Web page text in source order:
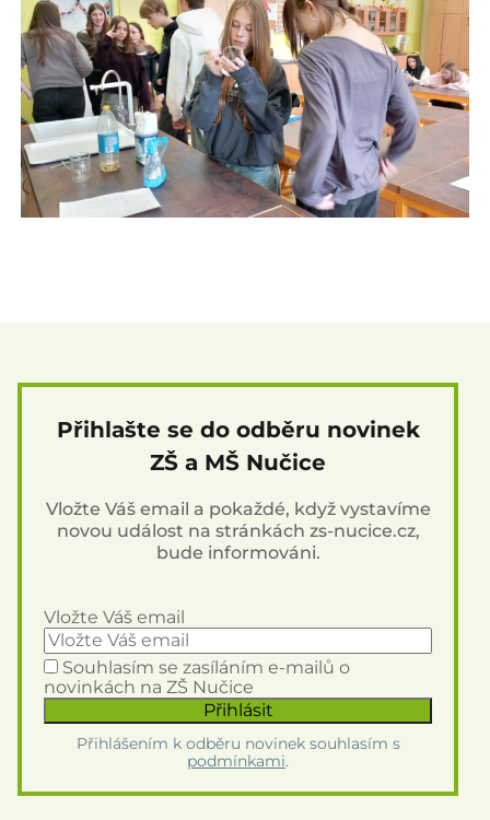
Přihlašte se do odběru novinek
ZŠ a MŠ Nučice
Vložte Váš email a pokaždé, když vystavíme
novou událost na stránkách zs-nucice.cz,
bude informováni.
Vložte Váš email
Souhlasím se zasíláním e-mailů o
novinkách na ZŠ Nučice
Přihlášením k odběru novinek souhlasím s
podmínkami.